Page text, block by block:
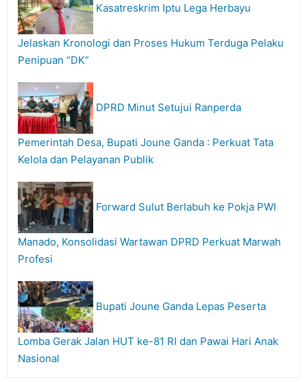
Kasatreskrim Iptu Lega Herbayu
Jelaskan Kronologi dan Proses Hukum Terduga Pelaku
Penipuan “DK”
DPRD Minut Setujui Ranperda
Pemerintah Desa, Bupati Joune Ganda : Perkuat Tata
Kelola dan Pelayanan Publik
Forward Sulut Berlabuh ke Pokja PWI
Manado, Konsolidasi Wartawan DPRD Perkuat Marwah
Profesi
Bupati Joune Ganda Lepas Peserta
Lomba Gerak Jalan HUT ke-81 RI dan Pawai Hari Anak
Nasional